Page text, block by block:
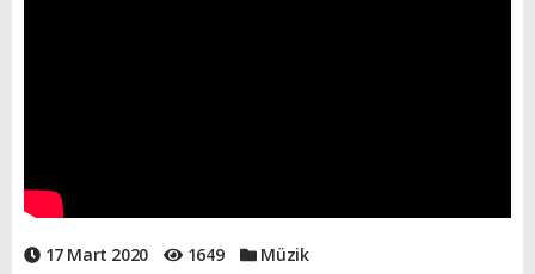
17 Mart 2020 1649 Müzik